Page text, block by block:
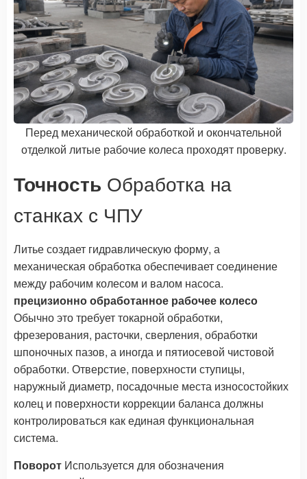
Перед механической обработкой и окончательной
отделкой литые рабочие колеса проходят проверку.
Точность Обработка на
станках с ЧПУ
Литье создает гидравлическую форму, а
механическая обработка обеспечивает соединение
между рабочим колесом и валом насоса.
прецизионно обработанное рабочее колесо
Обычно это требует токарной обработки,
фрезерования, расточки, сверления, обработки
шпоночных пазов, а иногда и пятиосевой чистовой
обработки. Отверстие, поверхности ступицы,
наружный диаметр, посадочные места износостойких
колец и поверхности коррекции баланса должны
контролироваться как единая функциональная
система.
Поворот Используется для обозначения